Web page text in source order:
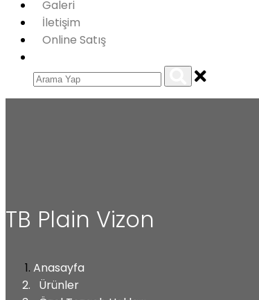
Galeri
İletişim
Online Satış
TB Plain Vizon
Anasayfa
Ürünler